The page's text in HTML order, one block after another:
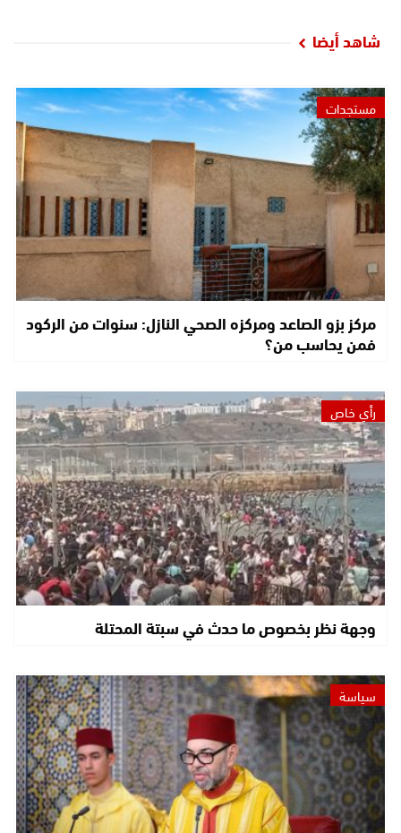
شاهد أيضا
مستجدات
مركز بزو الصاعد ومركزه الصحي النازل: سنوات من الركود
فمن يحاسب من؟
رأي خاص
وجهة نظر بخصوص ما حدث في سبتة المحتلة
سياسة